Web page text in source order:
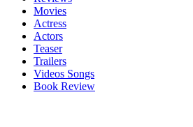
Movies
Actress
Actors
Teaser
Trailers
Videos Songs
Book Review